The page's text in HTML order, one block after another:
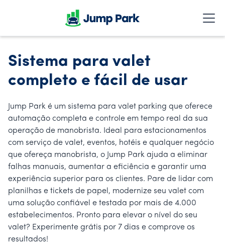
Sistema para valet
completo e fácil de usar
Jump Park é um sistema para valet parking que oferece
automação completa e controle em tempo real da sua
operação de manobrista. Ideal para estacionamentos
com serviço de valet, eventos, hotéis e qualquer negócio
que ofereça manobrista, o Jump Park ajuda a eliminar
falhas manuais, aumentar a eficiência e garantir uma
experiência superior para os clientes. Pare de lidar com
planilhas e tickets de papel, modernize seu valet com
uma solução confiável e testada por mais de 4.000
estabelecimentos. Pronto para elevar o nível do seu
valet? Experimente grátis por 7 dias e comprove os
resultados!